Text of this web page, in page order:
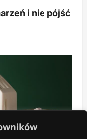
i nie pójść